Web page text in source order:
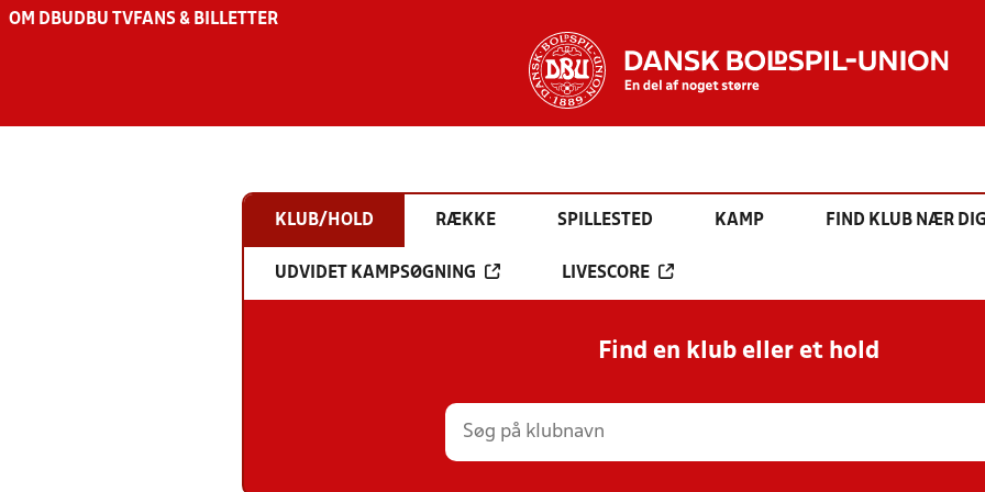
OM DBU DBU TV FANS & BILLETTER
KLUB/HOLD RÆKKE SPILLESTED KAMP FIND KLUB NÆR
UDVIDET KAMPSØGNING LIVESCORE
Find en klub eller et hold